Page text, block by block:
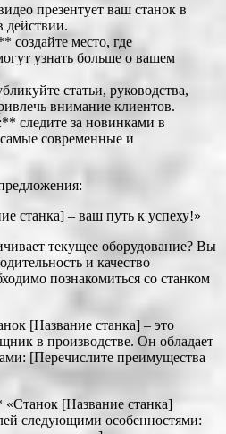
презентует ваш станок в
действии.
создайте место, где
узнать больше о вашем
статьи, руководства,
внимание клиентов.
следите за новинками в
современные и
станка] – ваш путь к успеху!»
текущее оборудование? Вы
и качество
познакомиться со станком
[Название станка] – это
в производстве. Он обладает
[Перечислите преимущества
[Название станка]
следующими особенностями: